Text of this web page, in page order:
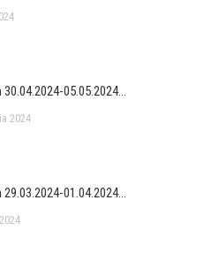
30.04.2024-05.05.2024…
2024
29.03.2024-01.04.2024…